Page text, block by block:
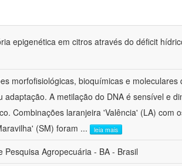
epigenética em citros através do déficit
morfofisiológicas, bioquímicas e moleculares
A metilação do DNA é sensível e
Combinações laranjeira 'Valência' (LA) com
(SM) foram ... leia mais
Pesquisa Agropecuária - BA - Brasil